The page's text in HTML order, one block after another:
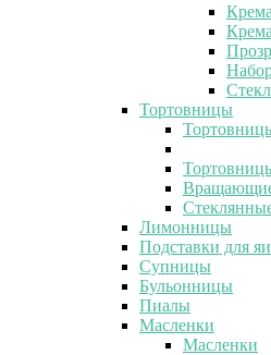
Тортовницы
Лимонницы
Подставки для
Супницы
Бульонницы
Пиалы
Масленки
Масленки